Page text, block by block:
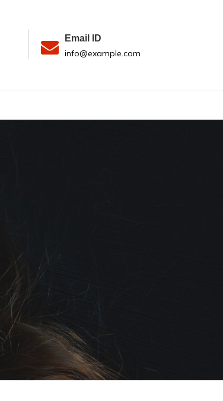
Email ID
info@example.com